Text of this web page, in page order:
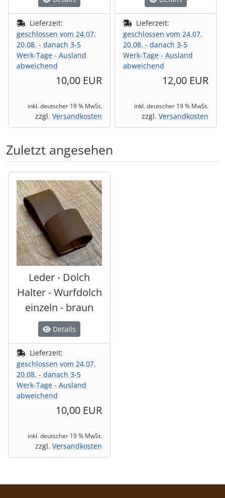
Lieferzeit:
geschlossen vom 24.07.
20.08. - danach 3-5
Werk-Tage - Ausland
abweichend
10,00 EUR
inkl. deutscher 19 % MwSt.
zzgl. Versandkosten
Lieferzeit:
geschlossen vom 24.07.
20.08. - danach 3-5
Werk-Tage - Ausland
abweichend
12,00 EUR
inkl. deutscher 19 % MwSt.
zzgl. Versandkosten
Zuletzt angesehen
Es folgt ein Produktslider - navigieren Sie mit der Tab-
Leder - Dolch
Halter - Wurfdolch
einzeln - braun
Details
Lieferzeit:
geschlossen vom 24.07.
20.08. - danach 3-5
Werk-Tage - Ausland
abweichend
10,00 EUR
inkl. deutscher 19 % MwSt.
zzgl. Versandkosten